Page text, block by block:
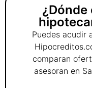
Puedes acudir
comparan
asesoran en